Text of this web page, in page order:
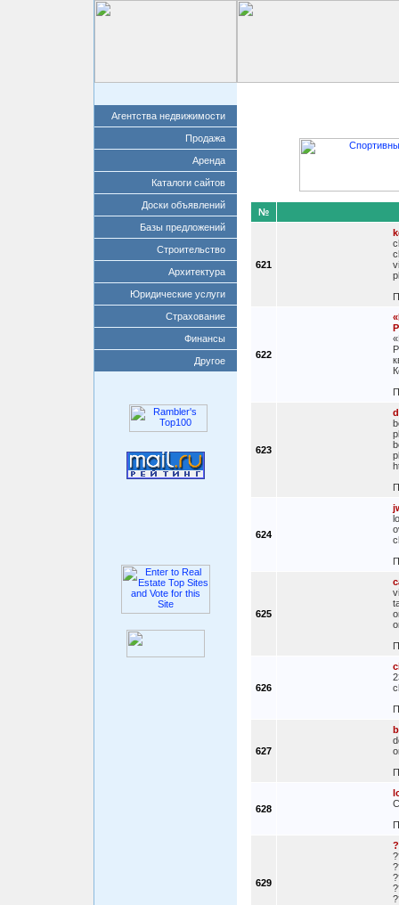
Агентства недвижимости
Продажа
Аренда
Каталоги сайтов
Доски объявлений
Базы предложений
Строительство
Архитектура
Юридические услуги
Страхование
Финансы
Другое
№
621
622
623
624
625
626
627
628
629